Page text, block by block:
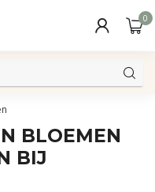
0
BLOEMEN
BIJ